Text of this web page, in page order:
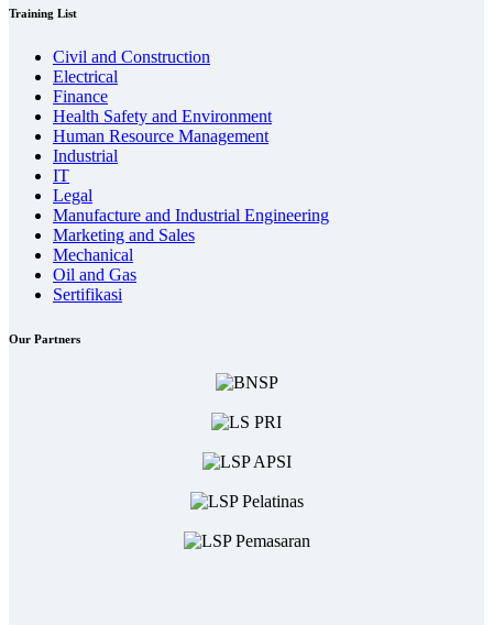
Training List
Civil and Construction
Electrical
Finance
Health Safety and Environment
Human Resource Management
Industrial
IT
Legal
Manufacture and Industrial Engineering
Marketing and Sales
Mechanical
Oil and Gas
Sertifikasi
Our Partners